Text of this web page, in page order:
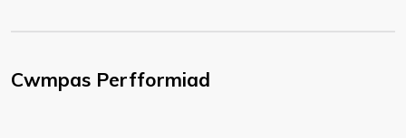
Cwmpas Perfformiad